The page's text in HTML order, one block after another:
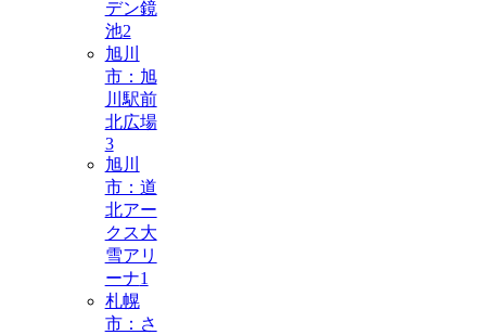
デン鏡
池2
旭川
市：旭
川駅前
北広場
3
旭川
市：道
北アー
クス大
雪アリ
ーナ1
札幌
市：さ